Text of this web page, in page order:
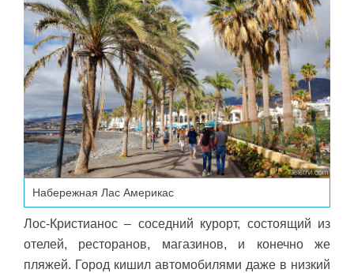
Набережная Лас Америкас
Лос-Кристианос – соседний курорт, состоящий из
отелей, ресторанов, магазинов, и конечно же
пляжей. Город кишил автомобилями даже в низкий